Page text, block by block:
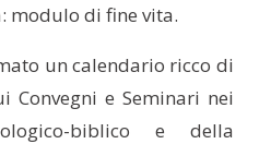
modulo di fine vita.
un calendario ricco di
Convegni e Seminari nei
biblico e della